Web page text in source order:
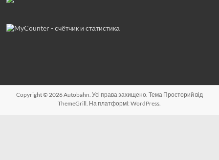
Copyright © 2026Autobahn. Усі права захищено. Тема Просторий від
ThemeGrill. На платформі:WordPress.